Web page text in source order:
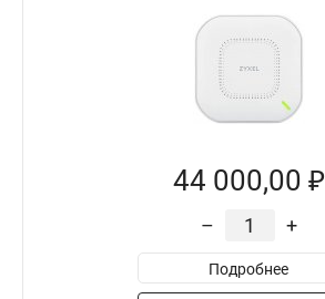
44 000,00 ₽
– +
Подробнее